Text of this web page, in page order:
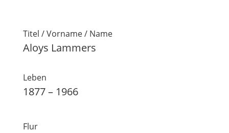
Titel / Vorname / Name
Aloys Lammers
Leben
1877 – 1966
Flur